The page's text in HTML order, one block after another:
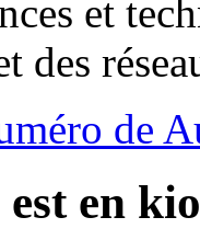
et
des
de
en